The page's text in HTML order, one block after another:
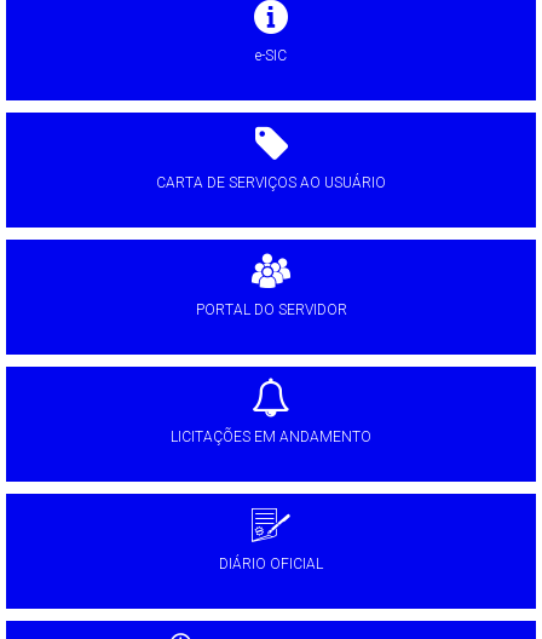
e-SIC
CARTA DE SERVIÇOS AO USUÁRIO
PORTAL DO SERVIDOR
LICITAÇÕES EM ANDAMENTO
DIÁRIO OFICIAL